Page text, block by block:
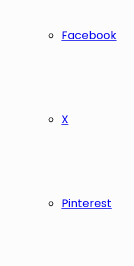
Facebook
X
Pinterest